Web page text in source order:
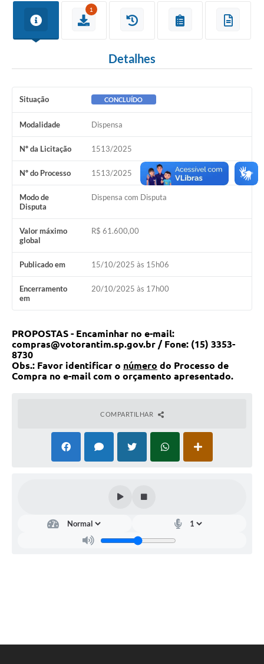
Compra Direta
Pesquisa Dificuldades no Licenciamento de Empresas
Plano Municipal de Retomada das Aulas Presenciais
COVID - 19
Ouvidoria
Diário Oficial
Jornal (Edições anteriores)
Uso de Internet e Recursos de Informática
Plano Municipal de Saneamento Básico
Arquivos para Download
Guarda Civil Municipal (GCM)
Manual para arquivo de remessa – NFSe
Lei de Acesso à Informação
1
Detalhes
Situação CONCLUÍDO
Modalidade Dispensa
Nº da Licitação 1513/2025
Nº do Processo 1513/2025
Modo de
Disputa
Dispensa com Disputa
Valor máximo
global
R$ 61.600,00
Publicado em 15/10/2025 às 15h06
Encerramento
em
20/10/2025 às 17h00
PROPOSTAS - Encaminhar no e-mail:
compras@votorantim.sp.gov.br / Fone: (15) 3353-
8730
Obs.: Favor identificar o número do Processo de
Compra no e-mail com o orçamento apresentado.
COMPARTILHAR